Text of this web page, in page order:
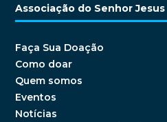
Associação do Senhor Jesus
Faça Sua Doação
Como doar
Quem somos
Eventos
Notícias